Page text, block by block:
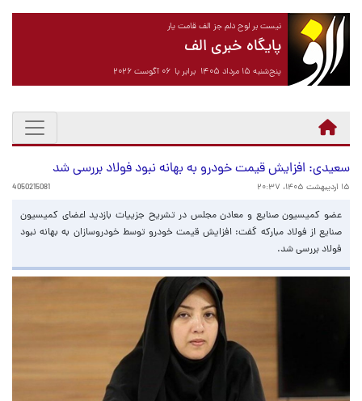
نیست بر لوح دلم جز الف قامت یار
پایگاه خبری الف
پنج‌شنبه ۱۵ مرداد ۱۴۰۵ برابر با ۰۶ آگوست ۲۰۲۶
سعیدی: افزایش قیمت خودرو به بهانه نبود فولاد بررسی شد
۱۵ اردیبهشت ۱۴۰۵، ۲۰:۳۷ 4050215081
عضو کمیسیون صنایع و معادن مجلس در تشریح جزییات بازدید اعضای کمیسیون
صنایع از فولاد مبارکه گفت: افزایش قیمت خودرو توسط خودروسازان به بهانه نبود
فولاد بررسی شد.